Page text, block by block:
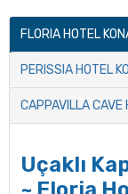
FLORIA HOTEL
PERISSIA HOTEL
CAPPAVILLA CAVE
Uçaklı